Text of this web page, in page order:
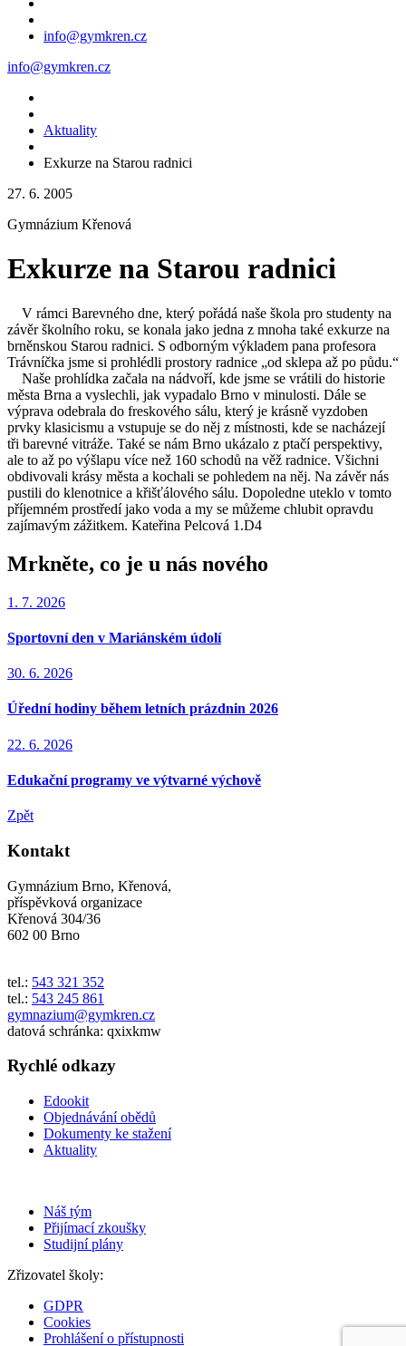
info@gymkren.cz
info@gymkren.cz
Aktuality
Exkurze na Starou radnici
27. 6. 2005
Gymnázium Křenová
Exkurze na Starou radnici
V rámci Barevného dne, který pořádá naše škola pro studenty na
závěr školního roku, se konala jako jedna z mnoha také exkurze na
brněnskou Starou radnici. S odborným výkladem pana profesora
Trávníčka jsme si prohlédli prostory radnice „od sklepa až po půdu.“
Naše prohlídka začala na nádvoří, kde jsme se vrátili do historie
města Brna a vyslechli, jak vypadalo Brno v minulosti. Dále se
výprava odebrala do freskového sálu, který je krásně vyzdoben
prvky klasicismu a vstupuje se do něj z místnosti, kde se nacházejí
tři barevné vitráže. Také se nám Brno ukázalo z ptačí perspektivy,
ale to až po výšlapu více než 160 schodů na věž radnice. Všichni
obdivovali krásy města a kochali se pohledem na něj. Na závěr nás
pustili do klenotnice a křišťálového sálu. Dopoledne uteklo v tomto
příjemném prostředí jako voda a my se můžeme chlubit opravdu
zajímavým zážitkem. Kateřina Pelcová 1.D4
Mrkněte, co je u nás nového
1. 7. 2026
Sportovní den v Mariánském údolí
30. 6. 2026
Úřední hodiny během letních prázdnin 2026
22. 6. 2026
Edukační programy ve výtvarné výchově
Zpět
Kontakt
Gymnázium Brno, Křenová,
příspěvková organizace
Křenová 304/36
602 00 Brno
tel.: 543 321 352
tel.: 543 245 861
gymnazium@gymkren.cz
datová schránka: qxixkmw
Rychlé odkazy
Edookit
Objednávání obědů
Dokumenty ke stažení
Aktuality
Náš tým
Přijímací zkoušky
Studijní plány
Zřizovatel školy:
GDPR
Cookies
Prohlášení o přístupnosti